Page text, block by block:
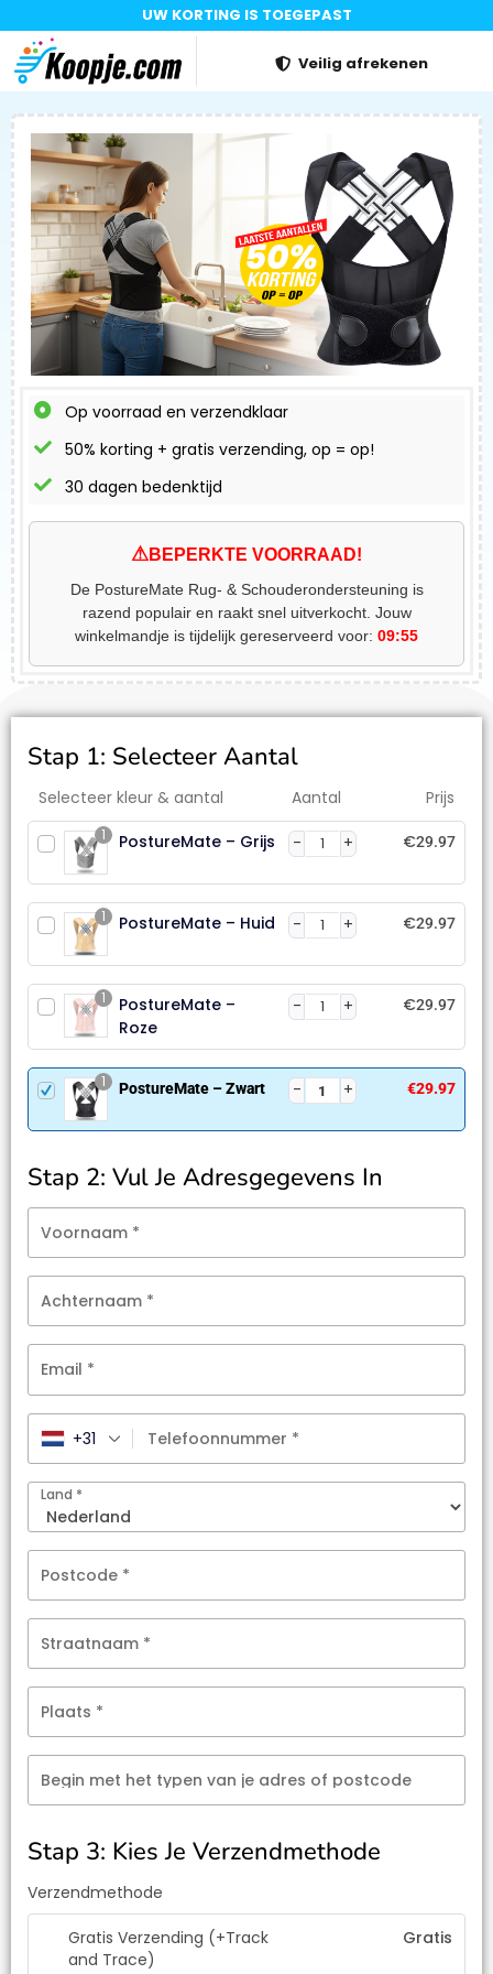
UW KORTING IS TOEGEPAST
Veilig afrekenen
Op voorraad en verzendklaar
50% korting + gratis verzending, op = op!
30 dagen bedenktijd
⚠BEPERKTE VOORRAAD!
De PostureMate Rug- & Schouderondersteuning is
razend populair en raakt snel uitverkocht. Jouw
winkelmandje is tijdelijk gereserveerd voor: 09:55
Stap 1: Selecteer Aantal
Selecteer kleur & aantal Aantal Prijs
1 PostureMate – Grijs €29.97
1 PostureMate – Huid €29.97
1
PostureMate –
Roze
€29.97
1 PostureMate – Zwart €29.97
Stap 2: Vul Je Adresgegevens In
Voornaam *
Achternaam *
Email *
Telefoonnummer *
+31
Land *
Postcode *
Straatnaam *
Plaats *
Begin met het typen van je adres of postcode
Stap 3: Kies Je Verzendmethode
Verzendmethode
Gratis Verzending (+Track
and Trace)
Gratis